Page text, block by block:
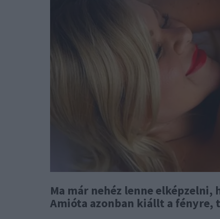
Ma már nehéz lenne
Amióta azonban kiállt a